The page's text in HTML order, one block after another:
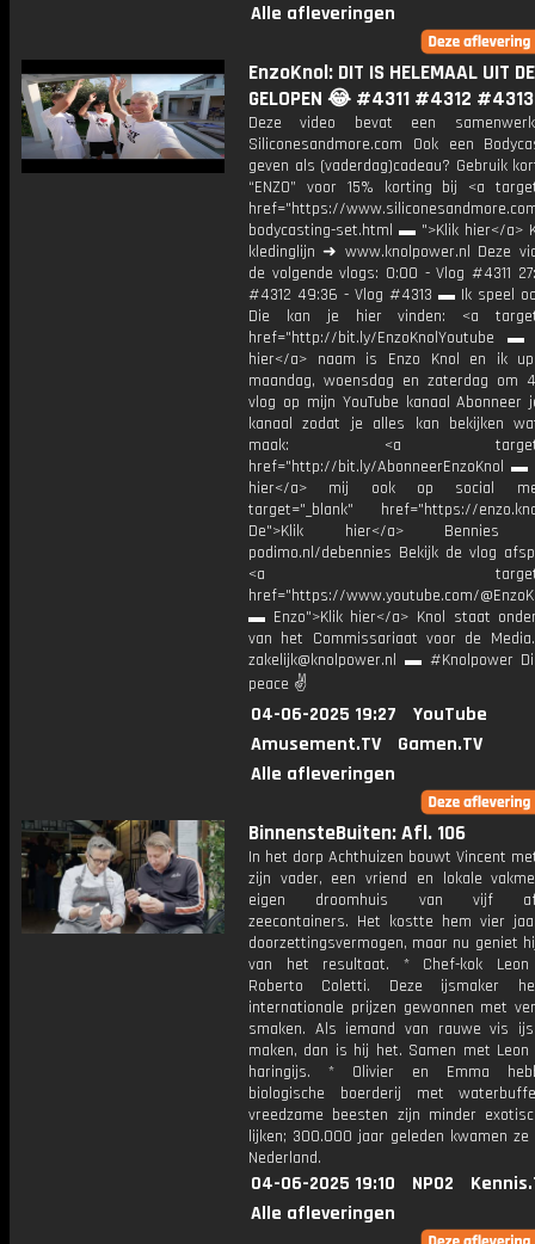
Alle afleveringen
EnzoKnol: DIT IS HELEMAAL UIT
GELOPEN 😂 #4311 #4312 #4313
Deze video bevat een
Siliconesandmore.com Ook een
geven als (vaderdag)cadeau? Gebruik
“ENZO” voor 15% korting bij <a
href="https://
bodycasting-set.html ▬ ">Klik hier</a>
kledinglijn ➜ www.knolpower.nl Deze
de volgende vlogs: 0:00 - Vlog #4311
#4312 49:36 - Vlog #4313 ▬ Ik speel
Die kan je hier vinden: <a
href="http://bit.ly/EnzoKnolYoutube ▬
hier</a> naam is Enzo Knol en ik
maandag, woensdag en zaterdag om
vlog op mijn YouTube kanaal Abonneer
kanaal zodat je alles kan bekijken
maak: <a
href="http://bit.ly/AbonneerEnzoKnol ▬
hier</a> mij ook op social
target="_blank" href="https://
De">Klik hier</a> Bennies
podimo.nl/debennies Bekijk de vlog
<a
href="https://www.youtube.com/
▬ Enzo">Klik hier</a> Knol staat
van het Commissariaat voor de
zakelijk@knolpower.nl ▬ #Knolpower
peace ✌
04-06-2025 19:27
YouTube
Amusement.TV
Gamen.TV
Alle afleveringen
BinnensteBuiten: Afl. 106
In het dorp Achthuizen bouwt Vincent
zijn vader, een vriend en lokale
eigen droomhuis van vijf
zeecontainers. Het kostte hem vier
doorzettingsvermogen, maar nu geniet
van het resultaat. * Chef-kok Leon
Roberto Coletti. Deze ijsmaker
internationale prijzen gewonnen met
smaken. Als iemand van rauwe vis
maken, dan is hij het. Samen met
haringijs. * Olivier en Emma
biologische boerderij met
vreedzame beesten zijn minder
lijken; 300.000 jaar geleden kwamen
Nederland.
04-06-2025 19:10 NPO2
Alle afleveringen